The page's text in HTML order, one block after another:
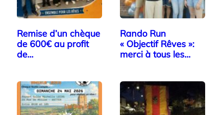
Remise d’un chèque
de 600€ au profit
de…
Rando Run
« Objectif Rêves »:
merci à tous les